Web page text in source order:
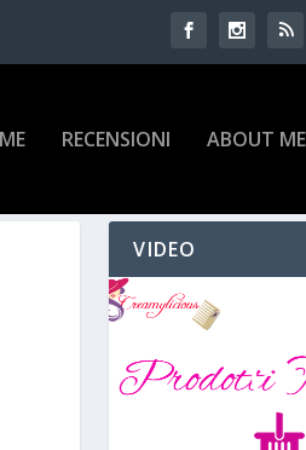
RECENSIONI ABOUT ME
VIDEO